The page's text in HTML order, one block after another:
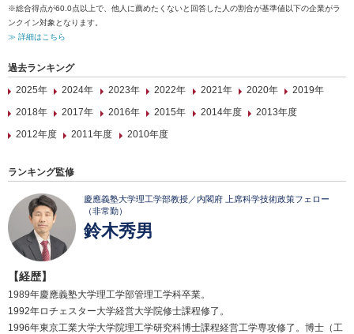
※総合得点が60.0点以上で、他人に薦めたくないと回答した人の割合が基準値以下の企業がラ
ンクイン対象となります。
≫ 詳細はこちら
過去ランキング
2025年
2024年 2023年 2022年 2021年 2020年
2019年
2018年
2017年 2016年 2015年 2014年度
2013年度
2012年度
2011年度 2010年度
ランキング監修
慶應義塾大学理工学部教授／内閣府 上席科学技術政策フェロー
（非常勤）
鈴木秀男
【経歴】
1989年慶應義塾大学理工学部管理工学科卒業。
1992年ロチェスター大学経営大学院修士課程修了。
1996年東京工業大学大学院理工学研究科博士課程経営工学専攻修了。博士（工